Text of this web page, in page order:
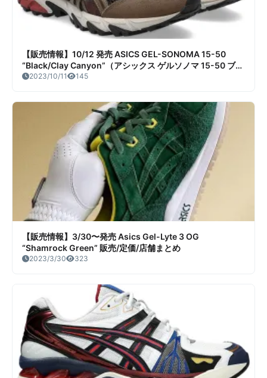
【販売情報】10/12 発売 ASICS GEL-SONOMA 15-50
“Black/Clay Canyon”（アシックス ゲルソノマ 15-50 ブラ
ック クレイキャニオン） 販売/定価/販売店舗まとめ
2023/10/11 145
【販売情報】3/30〜発売 Asics Gel-Lyte 3 OG
“Shamrock Green” 販売/定価/店舗まとめ
2023/3/30 323